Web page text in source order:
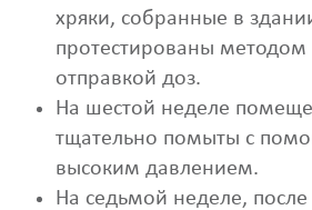
хряки, собранные в
протестированы
отправкой доз.
На шестой неделе
тщательно помыты с
высоким давлением.
На седьмой неделе,